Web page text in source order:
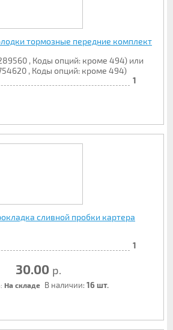
тормозные передние комплект
, Коды опций: кроме 494) или
, Коды опций: кроме 494)
1
сливной пробки картера
1
30.00 р.
На складе В наличии: 16 шт.